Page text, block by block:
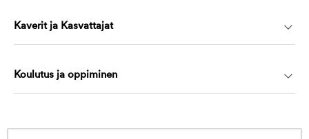
Kaverit ja Kasvattajat
Koulutus ja oppiminen